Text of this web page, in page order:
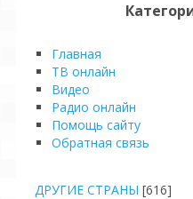
Главная
ТВ онлайн
Видео
Pадио онлайн
Помощь сайту
Обратная связь
ДРУГИЕ СТРАНЫ [616]